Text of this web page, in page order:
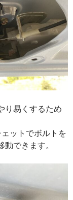
り易くするため
ットでボルトを
できます。